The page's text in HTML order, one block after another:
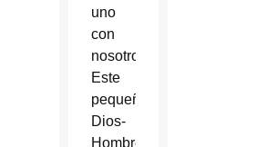
uno
con
nosotros.
Este
pequeño
Dios-
Hombre,